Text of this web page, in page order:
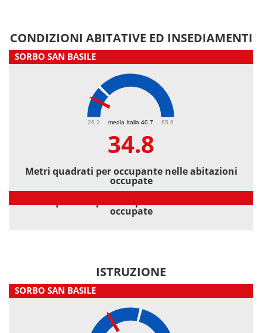
CONDIZIONI ABITATIVE ED INSEDIAMENTI
SORBO SAN BASILE
media Italia 40.7
26.2 85.6
34.8
Metri quadrati per occupante nelle abitazioni
occupate
occupate
ISTRUZIONE
SORBO SAN BASILE